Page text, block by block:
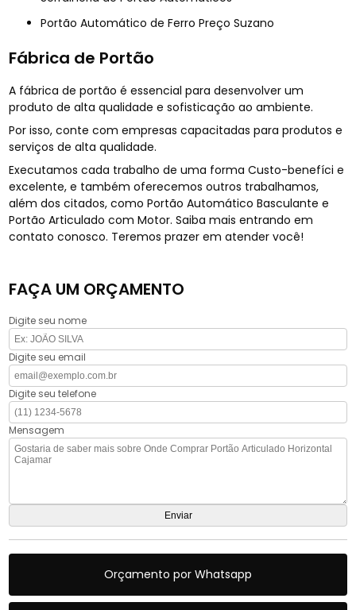
Portão Automático de Ferro Preço Suzano
Fábrica de Portão
A fábrica de portão é essencial para desenvolver um
produto de alta qualidade e sofisticação ao ambiente.
Por isso, conte com empresas capacitadas para produtos e
serviços de alta qualidade.
Executamos cada trabalho de uma forma Custo-benefíci e
excelente, e também oferecemos outros trabalhamos,
além dos citados, como Portão Automático Basculante e
Portão Articulado com Motor. Saiba mais entrando em
contato conosco. Teremos prazer em atender você!
FAÇA UM ORÇAMENTO
Digite seu nome
Digite seu email
Digite seu telefone
Mensagem
Orçamento por Whatsapp